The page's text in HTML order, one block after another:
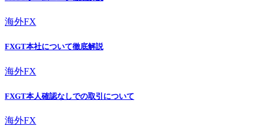
海外FX
FXGT本社について徹底解説
海外FX
FXGT本人確認なしでの取引について
海外FX